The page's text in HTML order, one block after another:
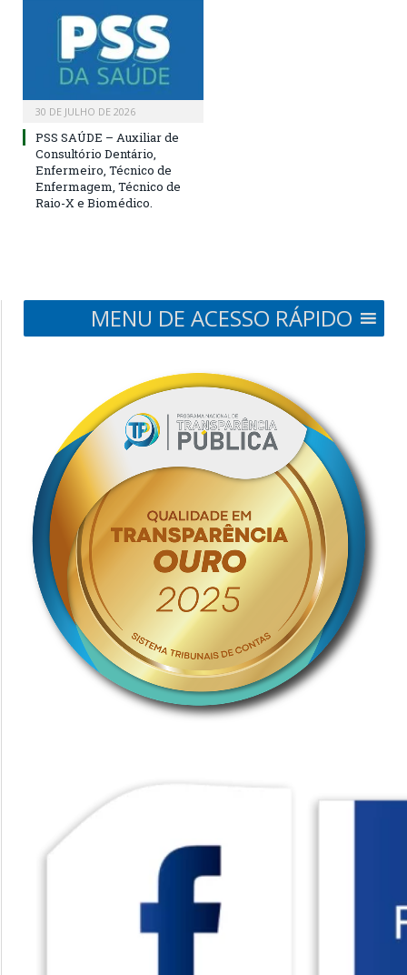
30 DE JULHO DE 2026
PSS SAÚDE – Auxiliar de
Consultório Dentário,
Enfermeiro, Técnico de
Enfermagem, Técnico de
Raio-X e Biomédico.
MENU DE ACESSO RÁPIDO